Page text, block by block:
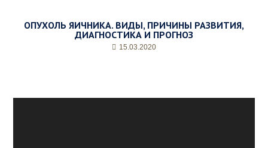
ОПУХОЛЬ ЯИЧНИКА. ВИДЫ, ПРИЧИНЫ РАЗВИТИЯ,
ДИАГНОСТИКА И ПРОГНОЗ
15.03.2020